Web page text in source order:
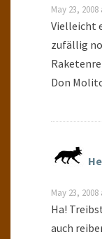
May 23, 2008
Vielleicht
zufällig
Don
May 23, 2008
Ha!
auch